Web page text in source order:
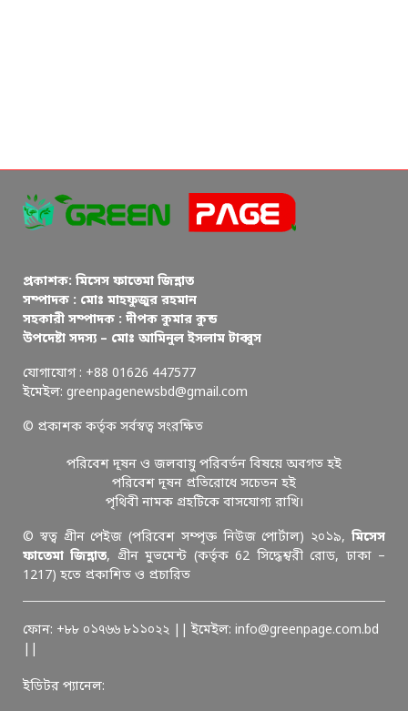
প্রকাশক: মিসেস ফাতেমা জিন্নাত
সম্পাদক : মোঃ মাহফুজুর রহমান
সহকারী সম্পাদক : দীপক কুমার কুন্ড
উপদেষ্টা সদস্য – মোঃ আমিনুল ইসলাম টাব্বুস
যোগাযোগ : +88 01626 447577
ইমেইল: greenpagenewsbd@gmail.com
© প্রকাশক কর্তৃক সর্বস্বত্ব সংরক্ষিত
পরিবেশ দূষন ও জলবায়ু পরিবর্তন বিষয়ে অবগত হই
পরিবেশ দূষন প্রতিরোধে সচেতন হই
পৃথিবী নামক গ্রহটিকে বাসযোগ্য রাখি।
© স্বত্ব গ্রীন পেইজ (পরিবেশ সম্পৃক্ত নিউজ পোর্টাল) ২০১৯, মিসেস
ফাতেমা জিন্নাত, গ্রীন মুভমেন্ট (কর্তৃক 62 সিদ্ধেশ্বরী রোড, ঢাকা –
1217) হতে প্রকাশিত ও প্রচারিত
ফোন: +৮৮ ০১৭৬৬ ৮১১০২২ || ইমেইল: info@greenpage.com.bd
ইডিটর প্যানেল: